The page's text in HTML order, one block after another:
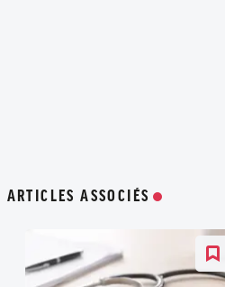
ARTICLES ASSOCIÉS